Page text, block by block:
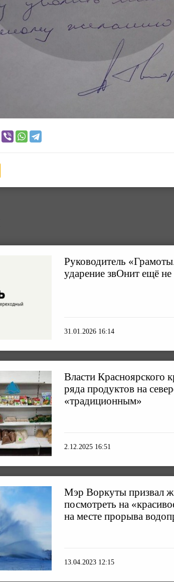
Руководитель
ударение звОнит ещё
31.01.2026 16:14
Власти Красноярского
ряда продуктов на
«традиционным»
2.12.2025 16:51
Мэр Воркуты призвал
посмотреть на
на месте прорыва
13.04.2023 12:15